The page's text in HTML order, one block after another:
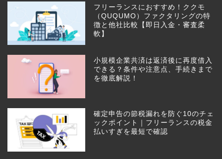
フリーランスにおすすめ！ククモ
（QUQUMO）ファクタリングの特
徴と他社比較【即日入金・審査柔
軟】
小規模企業共済は返済後に再度借入
できる？条件や注意点、手続きまで
を徹底解説！
確定申告の節税漏れを防ぐ10のチェ
ックポイント｜フリーランスの税金
払いすぎを最短で確認